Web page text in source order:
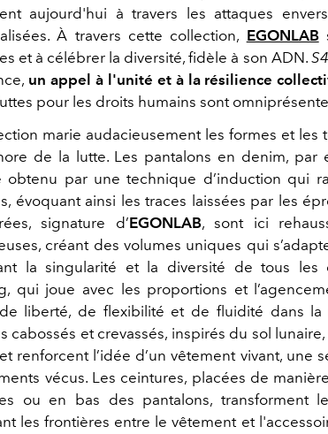
aujourd'hui à travers les attaques
À travers cette collection, EGONLAB
et à célébrer la diversité, fidèle à son ADN.
un appel à l'unité et à la résilience
pour les droits humains sont
marie audacieusement les formes et les
de la lutte. Les pantalons en denim, par
obtenu par une technique d’induction qui
évoquant ainsi les traces laissées par les
signature d’EGONLAB, sont ici
créant des volumes uniques qui
la singularité et la diversité de tous les
qui joue avec les proportions et
liberté, de flexibilité et de fluidité dans la
cabossés et crevassés, inspirés du sol
renforcent l’idée d’un vêtement vivant, une
vécus. Les ceintures, placées de
ou en bas des pantalons, transforment
les frontières entre le vêtement et